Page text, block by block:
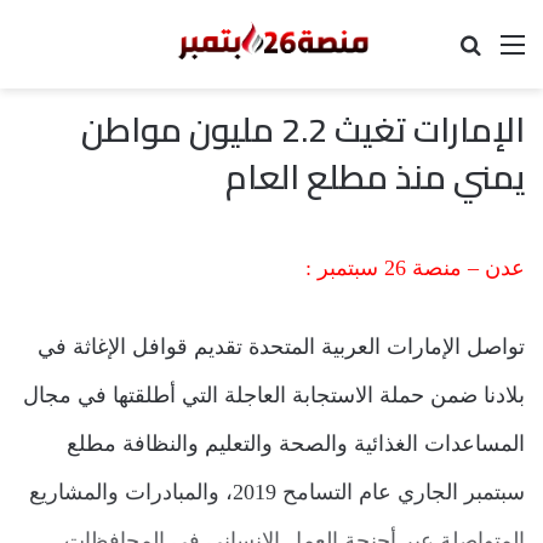
القائمة
الإمارات تغيث 2.2 مليون مواطن
يمني منذ مطلع العام
عدن – منصة 26 سبتمبر :
تواصل الإمارات العربية المتحدة تقديم قوافل الإغاثة في
بلادنا ضمن حملة الاستجابة العاجلة التي أطلقتها في مجال
المساعدات الغذائية والصحة والتعليم والنظافة مطلع
سبتمبر الجاري عام التسامح 2019، والمبادرات والمشاريع